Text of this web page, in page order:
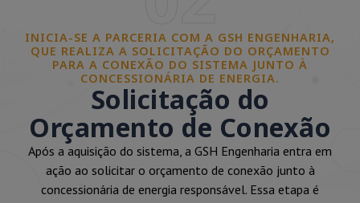
INICIA-SE A PARCERIA COM A GSH ENGENHARIA,
QUE REALIZA A SOLICITAÇÃO DO ORÇAMENTO
PARA A CONEXÃO DO SISTEMA JUNTO À
CONCESSIONÁRIA DE ENERGIA.
Solicitação do
Orçamento de Conexão
Após a aquisição do sistema, a GSH Engenharia entra em
ação ao solicitar o orçamento de conexão junto à
concessionária de energia responsável. Essa etapa é